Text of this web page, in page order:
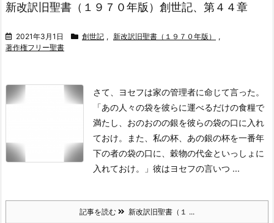
新改訳旧聖書（１９７０年版）創世記、第４４章
2021年3月1日 創世記 , 新改訳旧聖書（１９７０年版）
,
著作権フリー聖書
さて、ヨセフは家の管理者に命じて言った。
「あの人々の袋を彼らに運べるだけの食糧で
満たし、おのおのの銀を彼らの袋の口に入れ
ておけ。
また、私の杯、あの銀の杯を一番年
下の者の袋の口に、穀物の代金といっしょに
入れておけ。」彼はヨセフの言いつ ...
記事を読む 新改訳旧聖書（１ ...